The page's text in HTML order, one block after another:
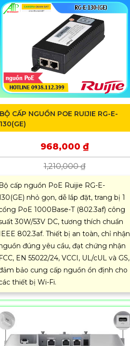
BỘ CẤP NGUỒN POE RUIJIE RG-E-
130(GE)
968,000 ₫
1,210,000 ₫
cấp nguồn PoE Ruijie RG-E-
nhỏ gọn, dễ lắp đặt, trang bị 1
PoE 1000Base-T (802.3af) công
30W/53V DC, tương thích chuẩn
802.3af. Thiết bị an toàn, chỉ nhận
đúng yêu cầu, đạt chứng nhận
EN 55022/24, VCCI, UL/cUL và GS,
bảo cung cấp nguồn ổn định cho
thiết bị Wi-Fi.